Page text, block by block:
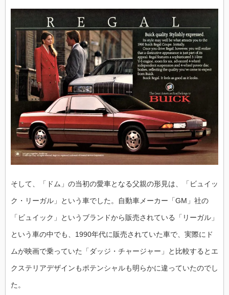
そして、「ドム」の当初の愛車となる父親の形見は、「ビュイッ
ク・リーガル」という車でした。自動車メーカー「GM」社の
「ビュイック」というブランドから販売されている「リーガル」
という車の中でも、1990年代に販売されていた車で、実際にド
ムが映画で乗っていた「ダッジ・チャージャー」と比較するとエ
クステリアデザインもポテンシャルも明らかに違っていたのでし
た。